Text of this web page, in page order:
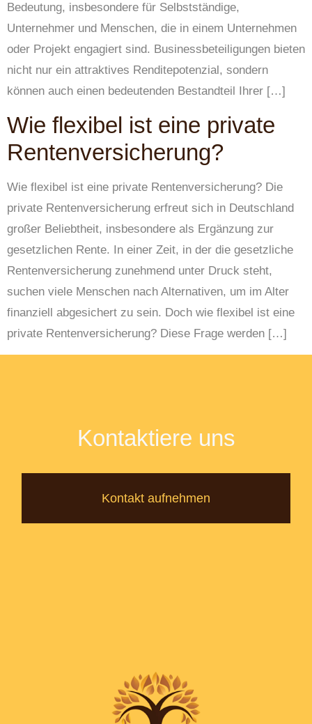
Bedeutung, insbesondere für Selbstständige,
Unternehmer und Menschen, die in einem Unternehmen
oder Projekt engagiert sind. Businessbeteiligungen bieten
nicht nur ein attraktives Renditepotenzial, sondern
können auch einen bedeutenden Bestandteil Ihrer […]
Wie flexibel ist eine private
Rentenversicherung?
Wie flexibel ist eine private Rentenversicherung? Die
private Rentenversicherung erfreut sich in Deutschland
großer Beliebtheit, insbesondere als Ergänzung zur
gesetzlichen Rente. In einer Zeit, in der die gesetzliche
Rentenversicherung zunehmend unter Druck steht,
suchen viele Menschen nach Alternativen, um im Alter
finanziell abgesichert zu sein. Doch wie flexibel ist eine
private Rentenversicherung? Diese Frage werden […]
Kontaktiere uns
Kontakt aufnehmen